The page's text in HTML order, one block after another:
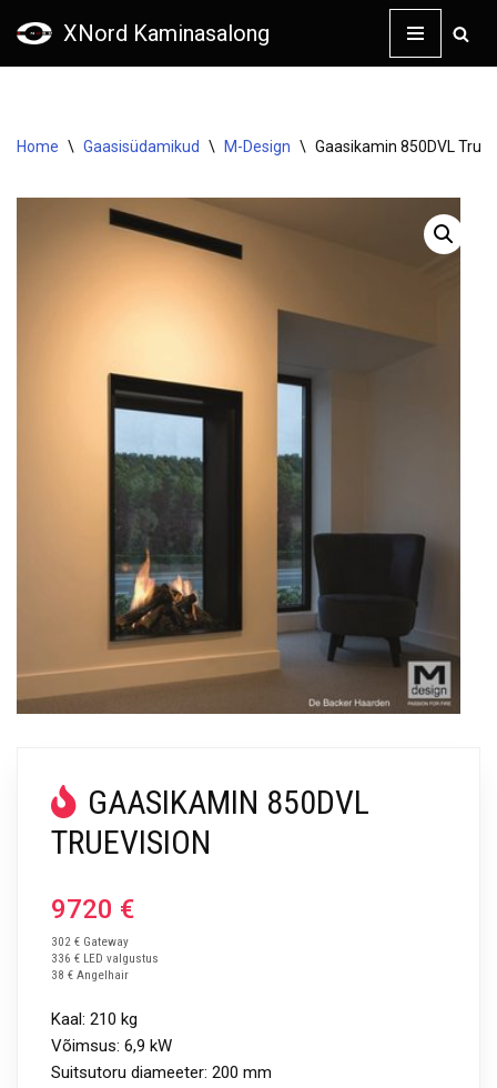
XNord Kaminasalong
Home \ Gaasisüdamikud \ M-Design \ Gaasikamin 850DVL
GAASIKAMIN 850DVL
TRUEVISION
9720 €
302 € Gateway
336 € LED valgustus
38 € Angelhair
Kaal: 210 kg
Võimsus: 6,9 kW
Suitsutoru diameeter: 200 mm